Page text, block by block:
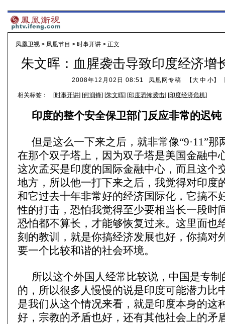
凤凰卫视 > 凤凰节目 > 时事开讲 > 正文
朱文晖：血腥袭击导致印度经济增
2008年12月02日 08:51 凤凰网专稿 【大 中 小】
相关标签： [时事开讲] [何润锋] [朱文晖] [印度恐怖袭击] [印度经济危机]
印度的整个安全保卫部门反应非常的迟钝
但是这么一下来之后，就非常像“9·11”那
在那个双子塔上，因为双子塔是美国金融中
这次孟买是印度的国际金融中心，而且这个
地方，所以他一打下来之后，我觉得对印度
和它过去十年非常好的经济国际化，它搞不
性的打击，恐怕我觉得至少要相当长一段时
恐怕都不算长，才能够恢复过来。这里面也
刻的教训，就是你搞经济发展也好，你搞对
要一个比较和谐的社会环境。
所以这个外国人经常比较说，中国是专
的，所以很多人慢慢的说是印度可能潜力比
是我们从这个情况来看，就是印度本身的这
好，宗教的矛盾也好，还有其他社会上的矛